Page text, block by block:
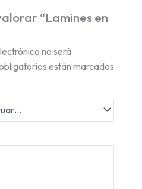
“Lamines en
no será
están marcados